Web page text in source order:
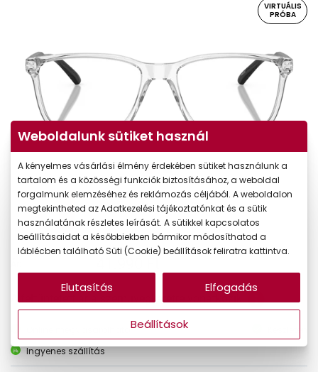
VIRTUÁLIS
PRÓBA
A feltűntetett ár a szemüvegkeretre vonatkozik.
Ingyenes szállítás
Weboldalunk sütiket használ
A kényelmes vásárlási élmény érdekében sütiket használunk a
tartalom és a közösségi funkciók biztosításához, a weboldal
forgalmunk elemzéséhez és reklámozás céljából. A weboldalon
megtekintheted az Adatkezelési tájékoztatónkat és a sütik
használatának részletes leírását. A sütikkel kapcsolatos
beállításaidat a későbbiekben bármikor módosíthatod a
láblécben található Süti (Cookie) beállítások feliratra kattintva.
Beállítások
Elutasítás Elfogadás